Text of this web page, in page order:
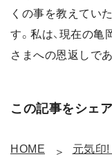
くの事を教えてい
す。私は、現在の
さまへの恩返しで
この記事をシェ
HOME 元気印